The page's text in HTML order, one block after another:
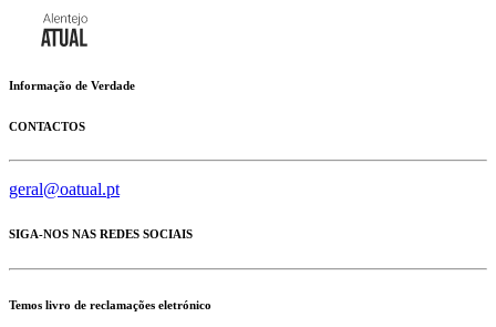
Informação de Verdade
CONTACTOS
geral@oatual.pt
SIGA-NOS NAS REDES SOCIAIS
Temos livro de reclamações eletrónico